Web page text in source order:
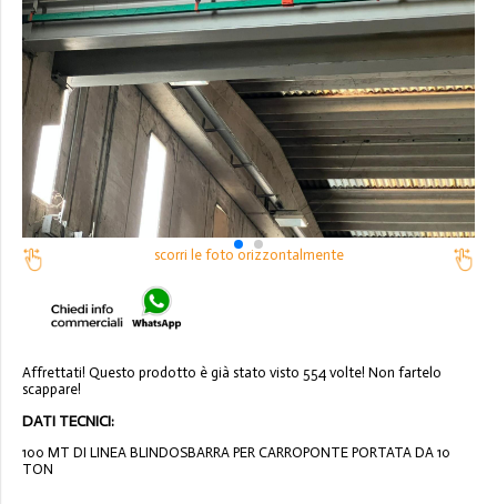
scorri le foto orizzontalmente
Affrettati! Questo prodotto è già stato visto 554 volte! Non fartelo
scappare!
DATI TECNICI:
100 MT DI LINEA BLINDOSBARRA PER CARROPONTE PORTATA DA 10
TON